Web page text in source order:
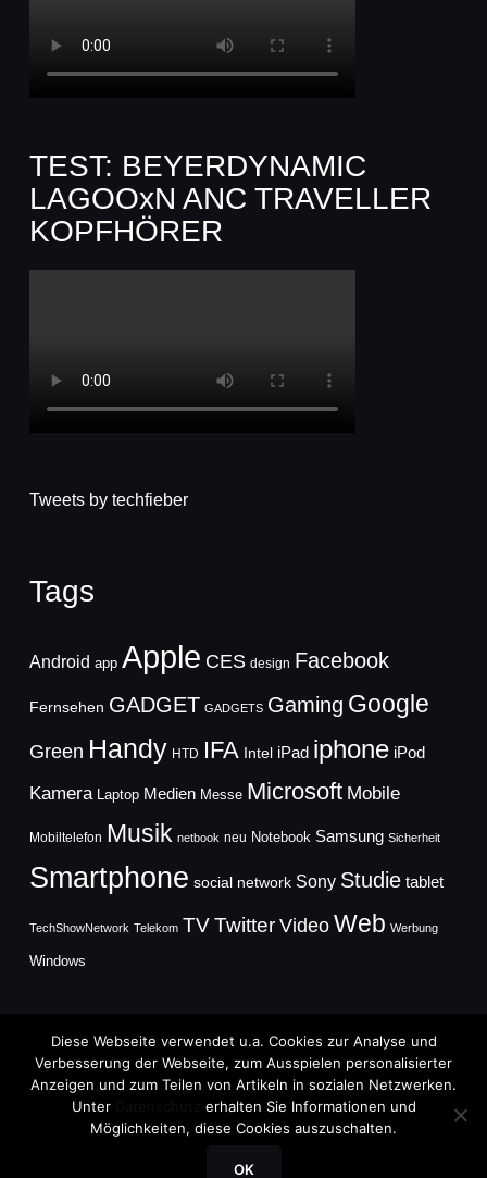
TEST: BEYERDYNAMIC
LAGOOxN ANC TRAVELLER
KOPFHÖRER
Tweets by techfieber
Tags
Android app Apple CES design Facebook
Fernsehen GADGET GADGETS Gaming Google
Green Handy HTD IFA Intel iPad iphone iPod
Kamera Laptop Medien Messe Microsoft Mobile
Mobiltelefon Musik netbook neu Notebook Samsung Sicherheit
Smartphone social network Sony Studie tablet
TechShowNetwork Telekom TVTwitter Video Web Werbung
Windows
Copyright © 2026
TechFieber Blog
Diese Webseite verwendet u.a. Cookies zur Analyse und
Verbesserung der Webseite, zum Ausspielen personalisierter
Anzeigen und zum Teilen von Artikeln in sozialen Netzwerken.
Unter
erhalten Sie Informationen und
Möglichkeiten, diese Cookies auszuschalten.
OK